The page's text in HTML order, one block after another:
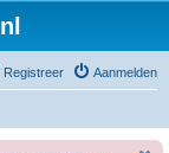
Aanmelden
Registreer